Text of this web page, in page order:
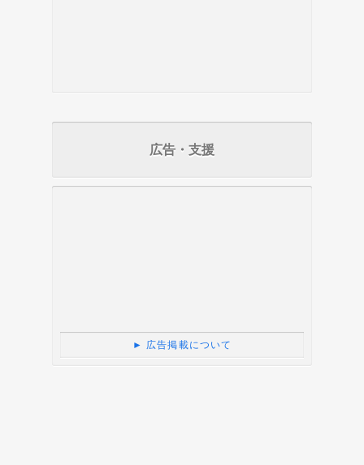
広告・支援
► 広告掲載について